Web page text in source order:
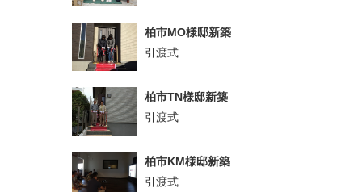
柏市MO様邸新築
引渡式
柏市TN様邸新築
引渡式
柏市KM様邸新築
引渡式